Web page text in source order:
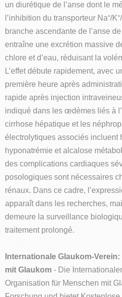
un diurétique de l’anse dont le
l’inhibition du transporteur Na⁺/
branche ascendante de l’anse
entraîne une excrétion massive
chlore et d’eau, réduisant la
L’effet débute rapidement, avec
première heure après
rapide après injection
indiqué dans les œdèmes liés à
cirrhose hépatique et les
électrolytiques associés incluent
hyponatrémie et alcalose
des complications cardiaques
posologiques sont nécessaires
rénaux. Dans ce cadre,
apparaît dans les recherches,
demeure la surveillance
traitement prolongé.
Internationale Glaukom-
mit Glaukom - Die
Organisation für Menschen mit